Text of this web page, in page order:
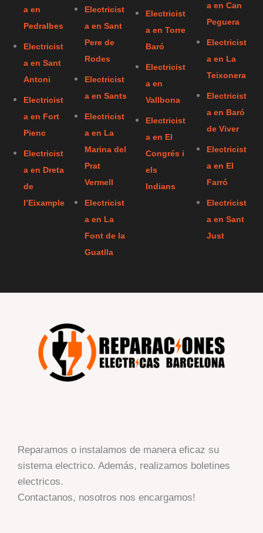
a en
Pedralbes
Electricist
a en Sant
Antoni
Electricist
a en Fort
Pienc
Electricist
a en Dreta
de
l’Eixample
Electricist
a en Sant
Pere de
Rodes
Electricist
a en Sants
Electricist
a en La
Marina del
Prat
Vermell
Electricist
a en La
Font de la
Guatlla
Electricist
a en Torre
Baró
Electricist
a en
Vallbona
Electricist
a en El
Congrés i
els
Indians
a en Can
Peguera
Electricist
a en La
Teixonera
Electricist
a en Baró
de Viver
Electricist
a en El
Farró
Electricist
a en Sant
Just
Reparamos o instalamos de manera eficaz su
sistema electrico. Además, realizamos boletines
electricos.
Contactanos, nosotros nos encargamos!